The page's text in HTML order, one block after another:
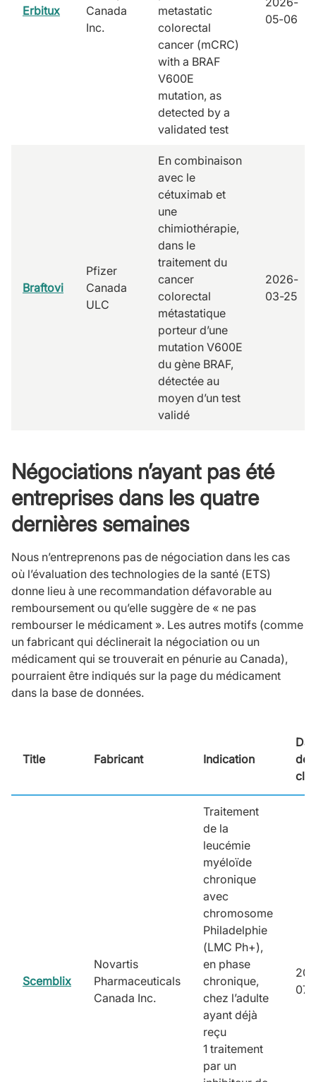
Erbitux
Canada
Inc.
metastatic
colorectal
cancer (mCRC)
with a BRAF
V600E
mutation, as
detected by a
validated test
05-06
Braftovi
Pfizer
Canada
ULC
En combinaison
avec le
cétuximab et
une
chimiothérapie,
dans le
traitement du
cancer
colorectal
métastatique
porteur d’une
mutation V600E
du gène BRAF,
détectée au
moyen d’un test
validé
2026-
03-25
Négociations n’ayant pas été
entreprises dans les quatre
dernières semaines
Nous n’entreprenons pas de négociation dans les cas
où l’évaluation des technologies de la santé (ETS)
donne lieu à une recommandation défavorable au
remboursement ou qu’elle suggère de « ne pas
rembourser le médicament ». Les autres motifs (comme
un fabricant qui déclinerait la négociation ou un
médicament qui se trouverait en pénurie au Canada),
pourraient être indiqués sur la page du médicament
dans la base de données.
Title Fabricant Indication
de
Scemblix
Novartis
Pharmaceuticals
Canada Inc.
Traitement
de la
leucémie
myéloïde
chronique
avec
chromosome
Philadelphie
(LMC Ph+),
en phase
chronique,
chez l’adulte
ayant déjà
reçu
1 traitement
par un